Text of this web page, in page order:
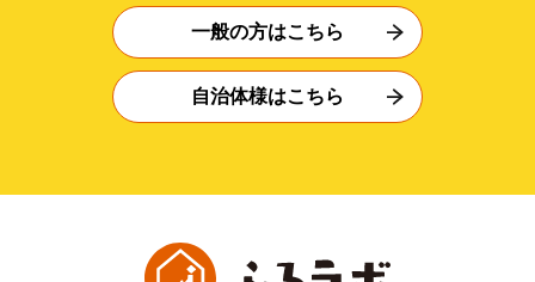
一般の方はこちら
自治体様はこちら